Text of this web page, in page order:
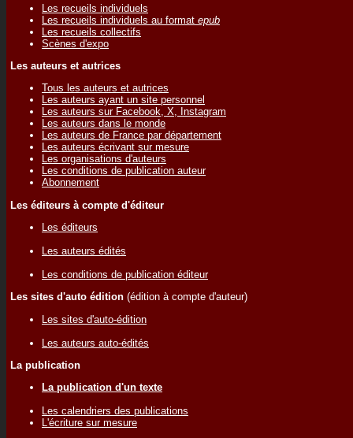
Les recueils individuels
Les recueils individuels au format epub
Les recueils collectifs
Scènes d'expo
Les auteurs et autrices
Tous les auteurs et autrices
Les auteurs ayant un site personnel
Les auteurs sur Facebook, X, Instagram
Les auteurs dans le monde
Les auteurs de France par département
Les auteurs écrivant sur mesure
Les organisations d'auteurs
Les conditions de publication auteur
Abonnement
Les éditeurs à compte d'éditeur
Les éditeurs
Les auteurs édités
Les conditions de publication éditeur
Les sites d'auto édition (édition à compte d'auteur)
Les sites d'auto-édition
Les auteurs auto-édités
La publication
La publication d'un texte
Les calendriers des publications
L'écriture sur mesure